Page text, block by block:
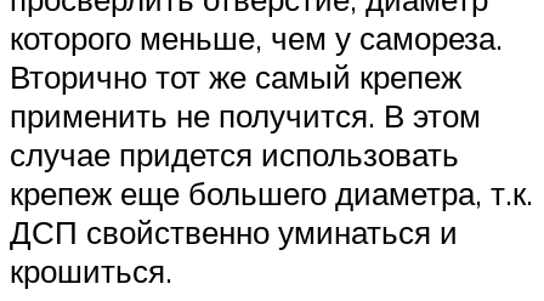
которого меньше, чем у самореза.
Вторично тот же самый крепеж
применить не получится. В этом
случае придется использовать
крепеж еще большего диаметра, т.к.
ДСП свойственно уминаться и
крошиться.